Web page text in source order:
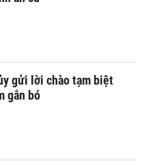
gửi lời chào tạm biệt
gắn bó